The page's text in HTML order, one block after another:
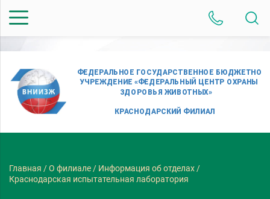
Главная /О филиале / Информация об отделах /
Краснодарская испытательная лаборатория